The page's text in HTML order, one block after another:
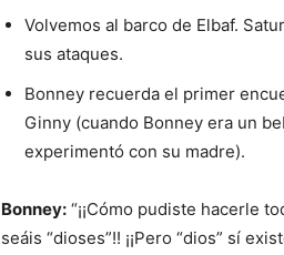
Volvemos al barco de Elbaf.
sus ataques.
Bonney recuerda el primer
Ginny (cuando Bonney era un
experimentó con su madre).
Bonney: “¡¡Cómo pudiste hacerle
seáis “dioses”!! ¡¡Pero “dios” sí